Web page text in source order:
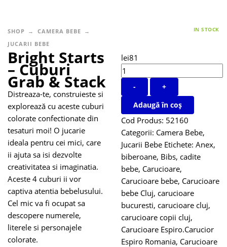
SHOP
CAMERA BEBE
JUCARII BEBE
IN STOCK
Bright Starts
– Cuburi
Grab & Stack
Distreaza-te, construieste si
explorează cu aceste cuburi
colorate confectionate din
tesaturi moi! O jucarie
ideala pentru cei mici, care
ii ajuta sa isi dezvolte
creativitatea si imaginatia.
Aceste 4 cuburi ii vor
captiva atentia bebelusului.
Cel mic va fi ocupat sa
descopere numerele,
literele si personajele
colorate.
lei81
-
+
Adaugă în coș
Cod Produs: 52160
Categorii: Camera Bebe,
Jucarii Bebe Etichete: Anex,
biberoane, Bibs, cadite
bebe, Carucioare,
Carucioare bebe, Carucioare
bebe Cluj, carucioare
bucuresti, carucioare cluj,
carucioare copii cluj,
Carucioare Espiro.Carucior
Espiro Romania, Carucioare